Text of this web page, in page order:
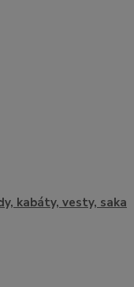
kabáty, vesty, saka